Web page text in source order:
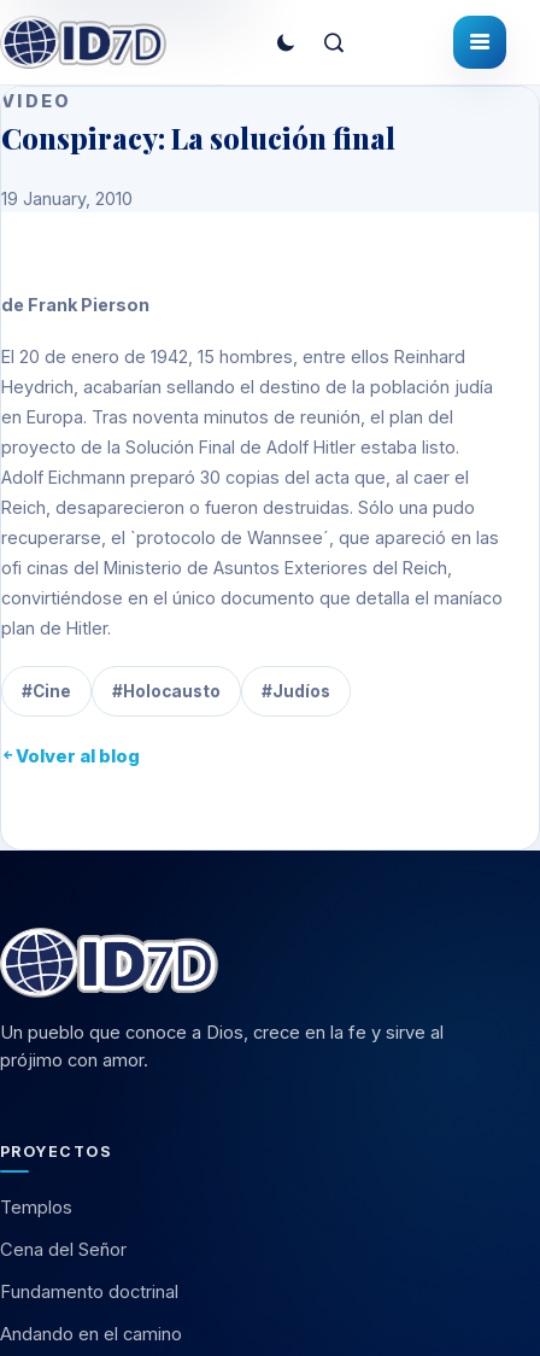
VIDEO
Conspiracy: La solución final
19 January, 2010
de Frank Pierson
El 20 de enero de 1942, 15 hombres, entre ellos Reinhard
Heydrich, acabarían sellando el destino de la población judía
en Europa. Tras noventa minutos de reunión, el plan del
proyecto de la Solución Final de Adolf Hitler estaba listo.
Adolf Eichmann preparó 30 copias del acta que, al caer el
Reich, desaparecieron o fueron destruidas. Sólo una pudo
recuperarse, el `protocolo de Wannsee´, que apareció en las
ofi cinas del Ministerio de Asuntos Exteriores del Reich,
convirtiéndose en el único documento que detalla el maníaco
plan de Hitler.
#Cine #Holocausto #Judíos
Volver al blog
Un pueblo que conoce a Dios, crece en la fe y sirve al
prójimo con amor.
PROYECTOS
Templos
Cena del Señor
Fundamento doctrinal
Andando en el camino